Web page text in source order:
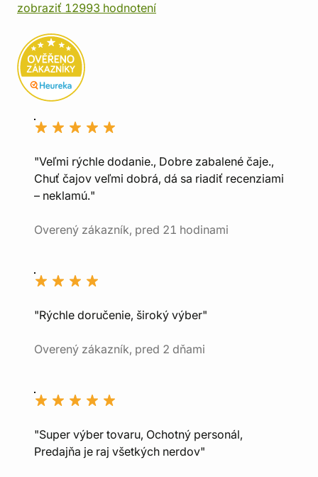
zobraziť 12993 hodnotení
"Veľmi rýchle dodanie., Dobre zabalené čaje.,
Chuť čajov veľmi dobrá, dá sa riadiť recenziami
– neklamú."
Overený zákazník, pred 21 hodinami
"Rýchle doručenie, široký výber"
Overený zákazník, pred 2 dňami
"Super výber tovaru, Ochotný personál,
Predajňa je raj všetkých nerdov"